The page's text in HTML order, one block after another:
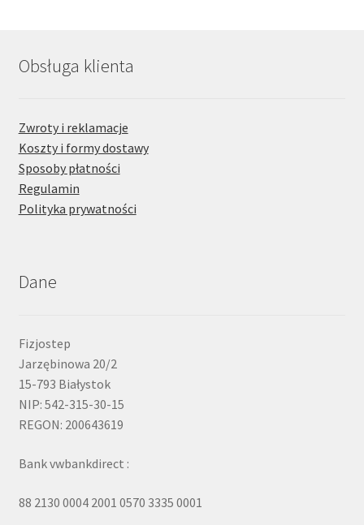
Obsługa klienta
Zwroty i reklamacje
Koszty i formy dostawy
Sposoby płatności
Regulamin
Polityka prywatności
Dane
Fizjostep
Jarzębinowa 20/2
15-793 Białystok
NIP: 542-315-30-15
REGON: 200643619
Bank vwbankdirect :
88 2130 0004 2001 0570 3335 0001